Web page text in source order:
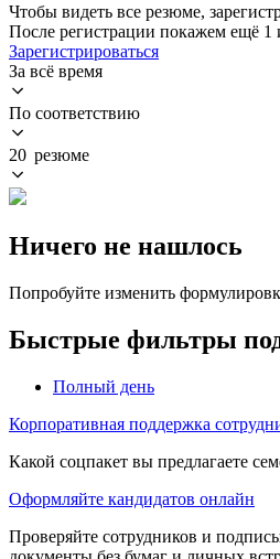
Чтобы видеть все резюме,
После регистрации покажем ещё 1
Зарегистрироваться
За всё время
По соответствию
20 резюме
Ничего не нашлось
Попробуйте изменить
Быстрые фильтры
Полный день
Корпоративная поддержка
Какой соцпакет вы предлагаете
Оформляйте кандидатов онлайн
Проверяйте сотрудников и